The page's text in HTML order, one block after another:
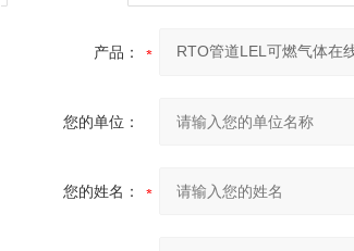
产品：
您的单位：
您的姓名：